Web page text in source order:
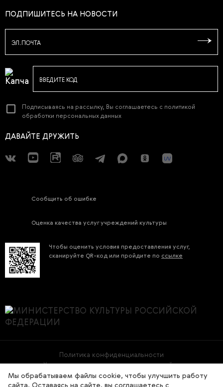
Мы обрабатываем файлы cookie, чтобы улучшить работу
сайта. Оставаясь на сайте, вы соглашаетесь с
ПОДПИШИТЕСЬ НА НОВОСТИ
ЭЛ.ПОЧТА
ВВЕДИТЕ КОД
Подписываясь на рассылку, Вы соглашаетесь с политикой
обработки персональных данных
ДАВАЙТЕ ДРУЖИТЬ
Сообщить об ошибке
Оценка качества услуг учреждений культуры
Чтобы оценить условия предоставления услуг,
сканируйте QR-код или пройдите по ссылке
Политика конфиденциальности
Условия использования материалов сайта